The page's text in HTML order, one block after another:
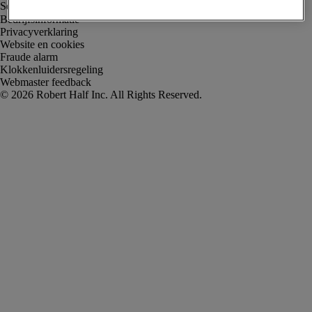
Bedrijfsinformatie
Privacyverklaring
Website en cookies
Fraude alarm
Klokkenluidersregeling
Webmaster feedback